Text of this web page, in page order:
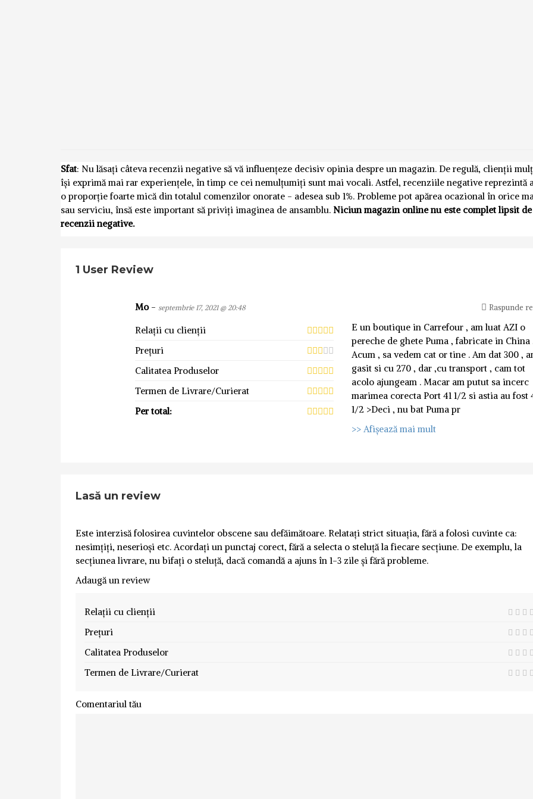
Sfat: Nu lăsați câteva recenzii negative să vă influențeze decisiv opinia despre un magazin. De regulă, clienții
își exprimă mai rar experiențele, în timp ce cei nemulțumiți sunt mai vocali. Astfel, recenziile negative reprezintă
o proporție foarte mică din totalul comenzilor onorate - adesea sub 1%. Probleme pot apărea ocazional în orice
sau serviciu, însă este important să priviți imaginea de ansamblu. Niciun magazin online nu este complet lipsit de
recenzii negative.
1 User Review
Mo- septembrie 17, 2021 @ 20:48 Raspunde
Relații cu clienții
Prețuri
Calitatea Produselor
Termen de Livrare/Curierat
Per total:
E un boutique in Carrefour , am luat AZI o
pereche de ghete Puma , fabricate in China
Acum , sa vedem cat or tine . Am dat 300 ,
gasit si cu 270 , dar ,cu transport , cam tot
acolo ajungeam . Macar am putut sa incerc
marimea corecta Port 41 1/2 si astia au fost
1/2 >Deci , nu bat Puma pr
>> Afișează mai mult
Lasă un review
Este interzisă folosirea cuvintelor obscene sau defăimătoare. Relatați strict situația, fără a folosi cuvinte ca:
nesimțiți, neserioși etc. Acordați un punctaj corect, fără a selecta o steluță la fiecare secțiune. De exemplu, la
secțiunea livrare, nu bifați o steluță, dacă comandă a ajuns în 1-3 zile și fără probleme.
Adaugă un review
Relații cu clienții
Prețuri
Calitatea Produselor
Termen de Livrare/Curierat
Comentariul tău